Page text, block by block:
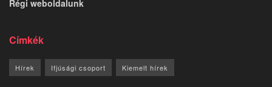
Régi weboldalunk
Címkék
Hírek Ifjúsági csoport Kiemelt hírek